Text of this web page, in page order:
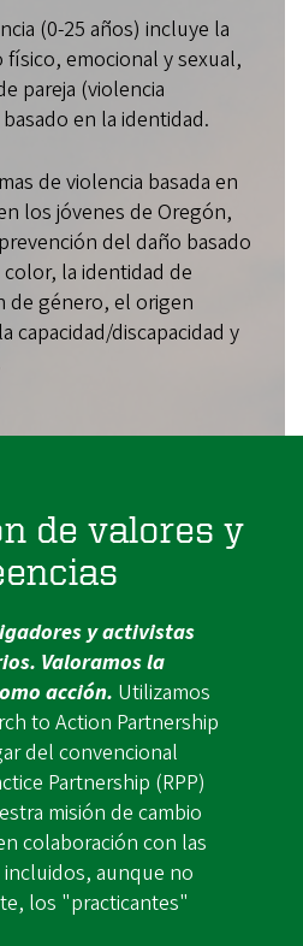
(0-25 años) incluye la
emocional y sexual,
pareja (violencia
en la identidad.
de violencia basada en
los jóvenes de Oregón,
del daño basado
la identidad de
de género, el origen
capacidad/discapacidad y
de valores y
y activistas
Valoramos la
acción. Utilizamos
to Action Partnership
del convencional
Partnership (RPP)
misión de cambio
colaboración con las
aunque no
los "practicantes"